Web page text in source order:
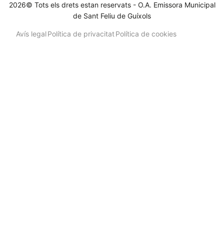
2026© Tots els drets estan reservats - O.A. Emissora Municipal
de Sant Feliu de Guíxols
Avís legalPolítica de privacitatPolítica de cookies